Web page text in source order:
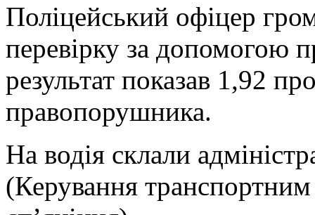
Поліцейський офіцер
перевірку за допомогою
результат показав 1,92
правопорушника.
На водія склали
(Керування